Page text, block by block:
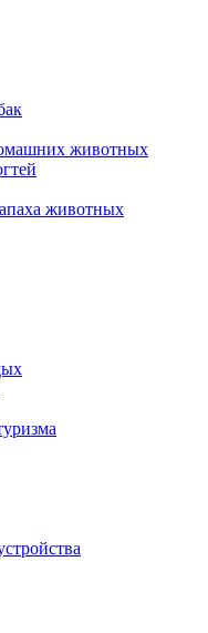
животных
животных